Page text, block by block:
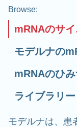
Browse:
mRNAのサ
モデルナの
mRNAのひ
ライブラリー
モデルナは、患